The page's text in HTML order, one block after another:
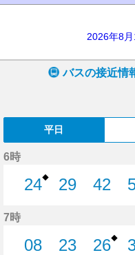
2026年8
バスの接近情
平日
6時
24◆
29
42
7時
08
23
26◆